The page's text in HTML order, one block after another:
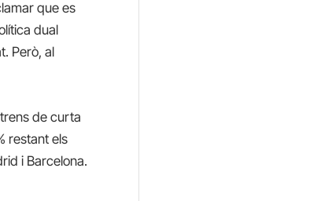
que es
dual
Però, al
de curta
restant els
i Barcelona.